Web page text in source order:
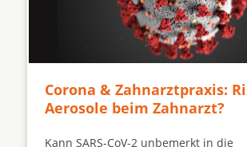
Corona & Zahnarztpraxis:
Aerosole beim Zahnarzt?
Kann SARS-CoV-2 unbemerkt in die